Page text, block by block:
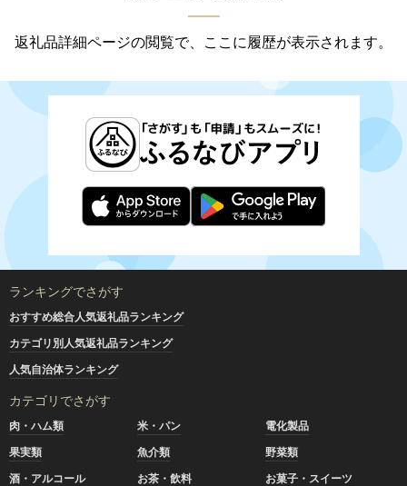
返礼品詳細ページの閲覧で、ここに履歴が表示されます。
ランキングでさがす
おすすめ総合人気返礼品ランキング
カテゴリ別人気返礼品ランキング
人気自治体ランキング
カテゴリでさがす
肉・ハム類 米・パン
電化製品
果実類
魚介類
野菜類
酒・アルコール
お茶・飲料
お菓子・スイーツ